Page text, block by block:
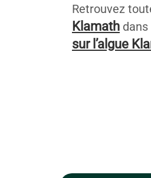
Retrouvez
Klamath
sur l’algue